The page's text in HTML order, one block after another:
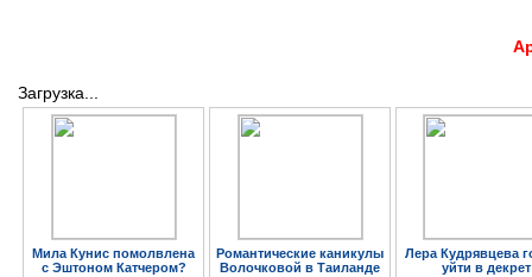
Загрузка...
Мила Кунис помолвлена
с Эштоном Катчером?
Романтические каникулы
Волочковой в Таиланде
Лера Кудрявцева
уйти в декрет